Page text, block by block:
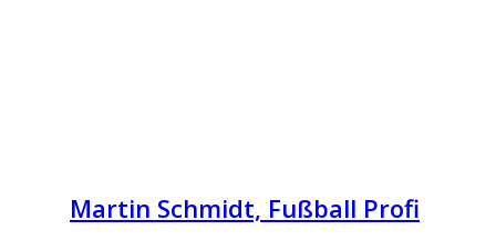
Martin Schmidt, Fußball Profi